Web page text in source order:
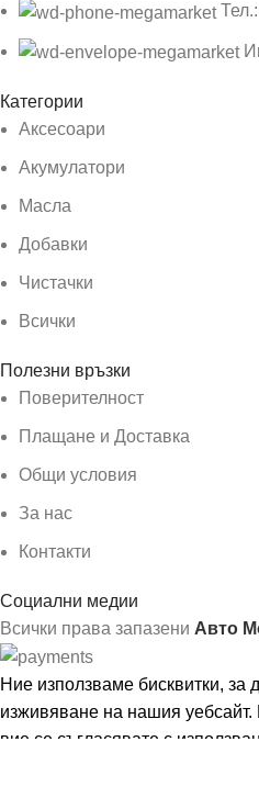
Категории
Аксесоари
Акумулатори
Масла
Добавки
Чистачки
Всички
Полезни връзки
Поверителност
Плащане и Доставка
Общи условия
За нас
Контакти
Социални медии
Всички права запазени Авто
Ние използваме бисквитки, за
изживяване на нашия уебсайт.
вие се съгласявате с